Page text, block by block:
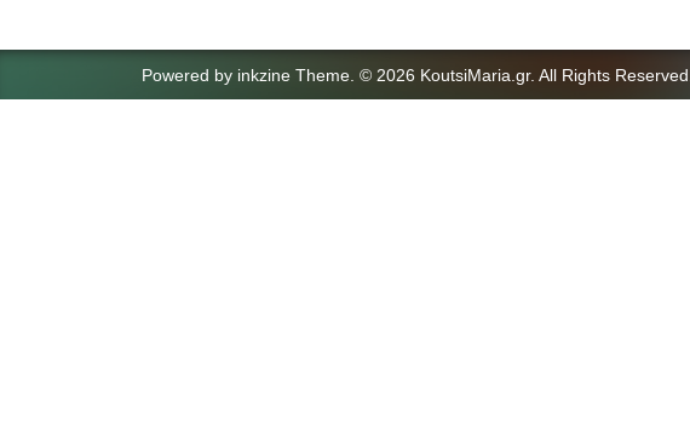
Powered by inkzine Theme © 2026 KoutsiMaria.gr. All Rights Reserved.